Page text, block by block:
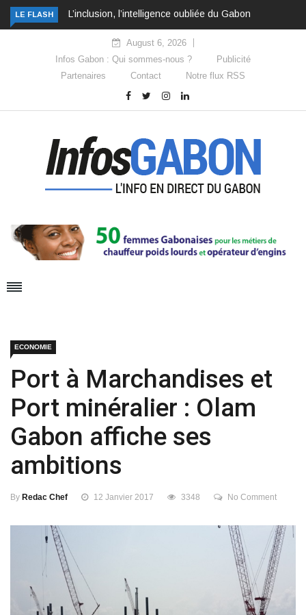
LE FLASH L’inclusion, l’intelligence oubliée du Gabon
August 6, 2026
Infos Gabon : Qui sommes-nous ?
Publicité
Partenaires
Contact Notre flux RSS
ECONOMIE
Port à Marchandises et
Port minéralier : Olam
Gabon affiche ses
ambitions
By Redac Chef 12 Janvier 2017 3348 No Comment